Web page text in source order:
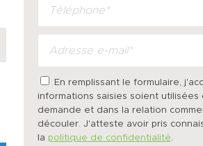
En remplissant le formulaire,
informations saisies soient utilisées
demande et dans la relation
découler. J'atteste avoir pris
la politique de confidentialité.